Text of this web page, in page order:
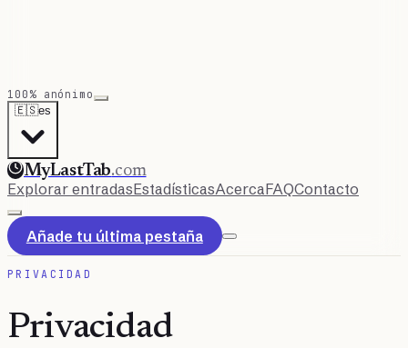
100% anónimo
🇪🇸es
MyLastTab.com
Explorar entradasEstadísticasAcercaFAQContacto
Añade tu última pestaña
PRIVACIDAD
Privacidad